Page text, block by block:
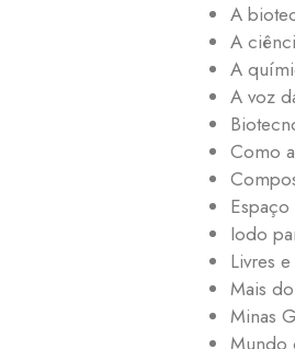
A
A
A
A voz
Como
Iodo
Livres
Mais
Minas